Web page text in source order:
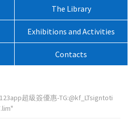
The Library
Exhibitions and Activities
Contacts
超級簽優惠-TG:@kf_LTsigntoti